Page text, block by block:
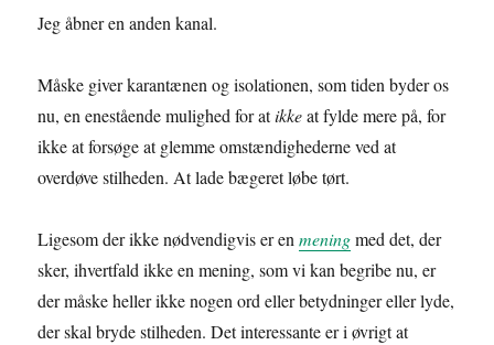
Jeg åbner en anden kanal.
Måske giver karantænen og isolationen, som tiden byder os
nu, en enestående mulighed for atikkeat fylde mere på, for
ikke at forsøge at glemme omstændighederne ved at
overdøve stilheden. At lade bægeret løbe tørt.
Ligesom der ikke nødvendigvis er enmeningmed det, der
sker, ihvertfald ikke en mening, som vi kan begribe nu, er
der måske heller ikke nogen ord eller betydninger eller lyde,
der skal bryde stilheden. Det interessante er i øvrigt at